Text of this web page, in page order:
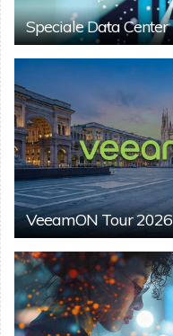
Speciale Data Center
VeeamON Tour 2026